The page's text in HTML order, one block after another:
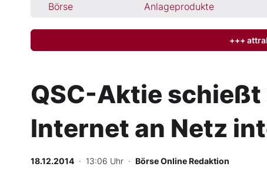
Börse Anlageprodukte
Finanz-Check
Abo & Shop
BO-Musterdepots
+++
QSC-Aktie schießt
Internet an Netz
18.12.2014 · 13:06 Uhr · Börse Online Redaktion